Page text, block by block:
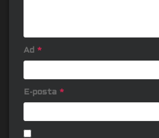
Ad *
E-posta *